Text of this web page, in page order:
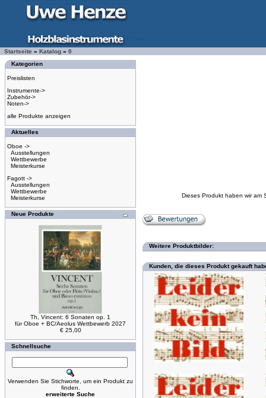
Startseite » Katalog » 0
Kategorien
Preislisten
Instrumente->
Zubehör->
Noten->
alle Produkte anzeigen
Aktuelles
Oboe ->
Ausstellungen
Wettbewerbe
Meisterkurse
Fagott ->
Ausstellungen
Wettbewerbe
Meisterkurse
Neue Produkte
Th, Vincent: 6 Sonaten op. 1
für Oboe + BC/Aeolus Wettbewerb 2027
€ 25,00
Schnellsuche
Verwenden Sie Stichworte, um ein Produkt zu
finden.
erweiterte Suche
Dieses Produkt haben wir am
Weitere Produktbilder:
Kunden, die dieses Produkt gekauft